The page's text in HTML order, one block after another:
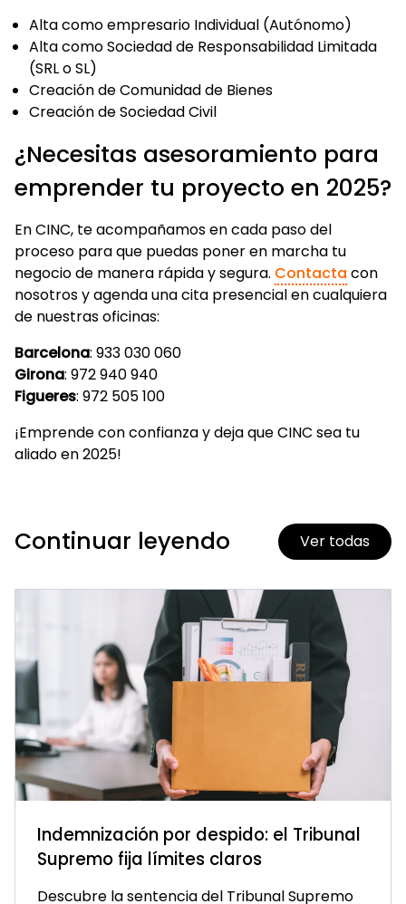
Alta como empresario Individual (Autónomo)
Alta como Sociedad de Responsabilidad Limitada
(SRL o SL)
Creación de Comunidad de Bienes
Creación de Sociedad Civil
¿Necesitas asesoramiento para
emprender tu proyecto en 2025?
En CINC, te acompañamos en cada paso del
proceso para que puedas poner en marcha tu
negocio de manera rápida y segura. Contacta con
nosotros y agenda una cita presencial en cualquiera
de nuestras oficinas:
Barcelona: 933 030 060
Girona: 972 940 940
Figueres: 972 505 100
¡Emprende con confianza y deja que CINC sea tu
aliado en 2025!
Continuar leyendo Ver todas
Indemnización por despido: el Tribunal
Supremo fija límites claros
Descubre la sentencia del Tribunal Supremo